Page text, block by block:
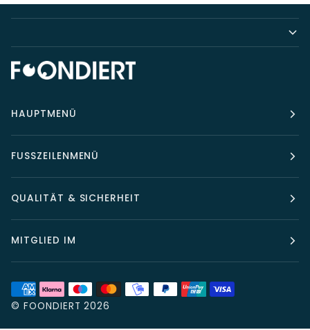
HAUPTMENÜ
FUSSZEILENMENÜ
QUALITÄT & SICHERHEIT
MITGLIED IM
© FOONDIERT 2026